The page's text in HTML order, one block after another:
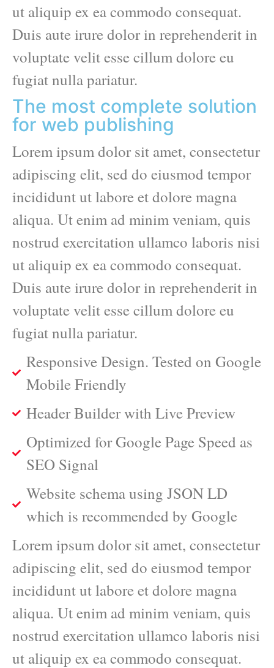
ut aliquip ex ea commodo consequat.
Duis aute irure dolor in reprehenderit in
voluptate velit esse cillum dolore eu
fugiat nulla pariatur.
The most complete solution
for web publishing
Lorem ipsum dolor sit amet, consectetur
adipiscing elit, sed do eiusmod tempor
incididunt ut labore et dolore magna
aliqua. Ut enim ad minim veniam, quis
nostrud exercitation ullamco laboris nisi
ut aliquip ex ea commodo consequat.
Duis aute irure dolor in reprehenderit in
voluptate velit esse cillum dolore eu
fugiat nulla pariatur.
Responsive Design. Tested on Google
Mobile Friendly
Header Builder with Live Preview
Optimized for Google Page Speed as
SEO Signal
Website schema using JSON LD
which is recommended by Google
Lorem ipsum dolor sit amet, consectetur
adipiscing elit, sed do eiusmod tempor
incididunt ut labore et dolore magna
aliqua. Ut enim ad minim veniam, quis
nostrud exercitation ullamco laboris nisi
ut aliquip ex ea commodo consequat.